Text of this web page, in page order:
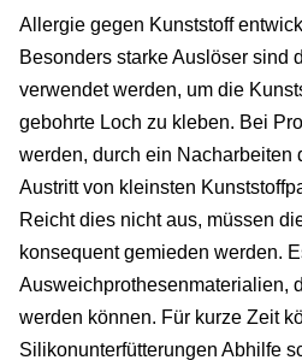
Allergie gegen Kunststoff
Besonders starke Auslöser sind
verwendet werden, um die
gebohrte Loch zu kleben. Bei
werden, durch ein Nacharbeiten
Austritt von kleinsten
Reicht dies nicht aus, müssen
konsequent gemieden werden.
Ausweichprothesenmaterialien,
werden können. Für kurze Zeit
Silikonunterfütterungen Abhilfe